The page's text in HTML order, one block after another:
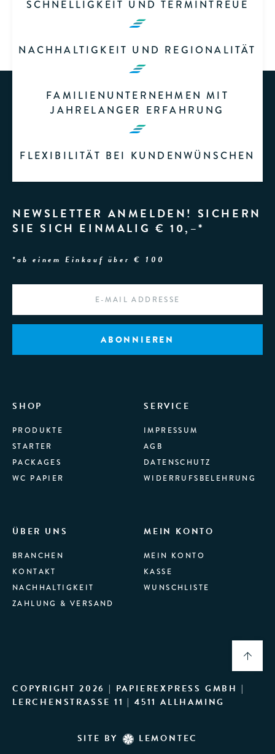
SCHNELLIGKEIT UND TERMINTREUE
NACHHALTIGKEIT UND REGIONALITÄT
FAMILIENUNTERNEHMEN MIT
JAHRELANGER ERFAHRUNG
FLEXIBILITÄT BEI KUNDENWÜNSCHEN
NEWSLETTER ANMELDEN! SICHERN
SIE SICH EINMALIG € 10,–*
*ab einem Einkauf über € 100
SHOP
PRODUKTE
STARTER
PACKAGES
WC PAPIER
SERVICE
IMPRESSUM
AGB
DATENSCHUTZ
WIDERRUFSBELEHRUNG
ÜBER UNS
BRANCHEN
KONTAKT
NACHHALTIGKEIT
ZAHLUNG & VERSAND
MEIN KONTO
MEIN KONTO
KASSE
WUNSCHLISTE
COPYRIGHT 2026 | PAPIEREXPRESS GMBH |
LERCHENSTRASSE 11 | 4511 ALLHAMING
SITE BY LEMONTEC